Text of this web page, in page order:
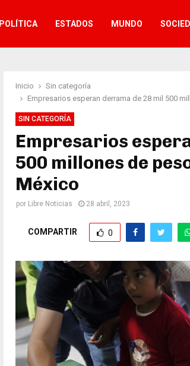
POLÍTICA ESTADOS MUNDO
Inicio
Sin categoría
Empresarios esperan derrama de 28 mil 500
SIN CATEGORÍA
Empresarios
500 millones de
México
por Libre Noticias 28 abril, 2023
COMPARTIR 0